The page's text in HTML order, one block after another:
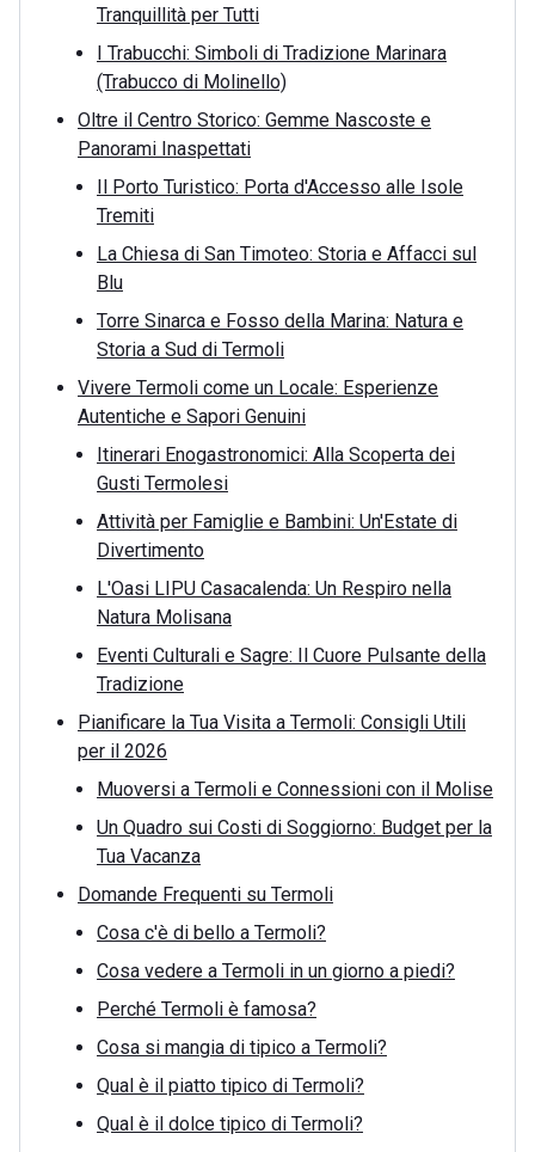
Tranquillità per Tutti
I Trabucchi: Simboli di Tradizione Marinara
(Trabucco di Molinello)
Oltre il Centro Storico: Gemme Nascoste e
Panorami Inaspettati
Il Porto Turistico: Porta d'Accesso alle Isole
Tremiti
La Chiesa di San Timoteo: Storia e Affacci sul
Blu
Torre Sinarca e Fosso della Marina: Natura e
Storia a Sud di Termoli
Vivere Termoli come un Locale: Esperienze
Autentiche e Sapori Genuini
Itinerari Enogastronomici: Alla Scoperta dei
Gusti Termolesi
Attività per Famiglie e Bambini: Un'Estate di
Divertimento
L'Oasi LIPU Casacalenda: Un Respiro nella
Natura Molisana
Eventi Culturali e Sagre: Il Cuore Pulsante della
Tradizione
Pianificare la Tua Visita a Termoli: Consigli Utili
per il 2026
Muoversi a Termoli e Connessioni con il Molise
Un Quadro sui Costi di Soggiorno: Budget per la
Tua Vacanza
Domande Frequenti su Termoli
Cosa c'è di bello a Termoli?
Cosa vedere a Termoli in un giorno a piedi?
Perché Termoli è famosa?
Cosa si mangia di tipico a Termoli?
Qual è il piatto tipico di Termoli?
Qual è il dolce tipico di Termoli?